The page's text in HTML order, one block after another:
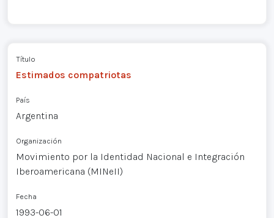
Título
Estimados compatriotas
País
Argentina
Organización
Movimiento por la Identidad Nacional e Integración
Iberoamericana (MINeII)
Fecha
1993-06-01